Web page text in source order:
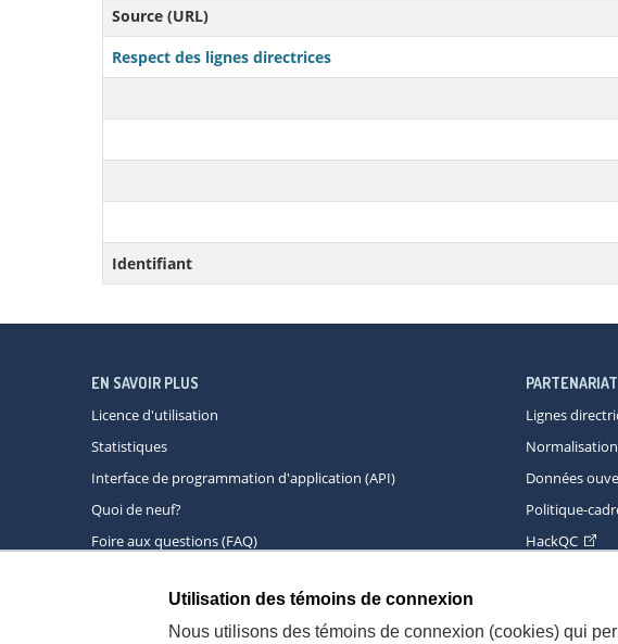
Source (URL)
Respect des lignes directrices
Identifiant
Utilisation des témoins de connexion
Nous utilisons des témoins de connexion (cookies) qui
EN SAVOIR PLUS
Licence d'utilisation
Statistiques
Interface de programmation d'application (API)
Quoi de neuf?
Foire aux questions (FAQ)
PARTENARIAT
Lignes
Données
Politique-
HackQC
À propos Accessibilité